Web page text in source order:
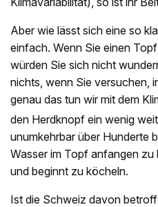
Aber wie lässt sich eine so
einfach. Wenn Sie einen
würden Sie sich nicht
nichts, wenn Sie versuchen,
genau das tun wir mit dem
den Herdknopf ein wenig
unumkehrbar über Hunderte
Wasser im Topf anfangen
und beginnt zu köcheln.
Ist die Schweiz davon